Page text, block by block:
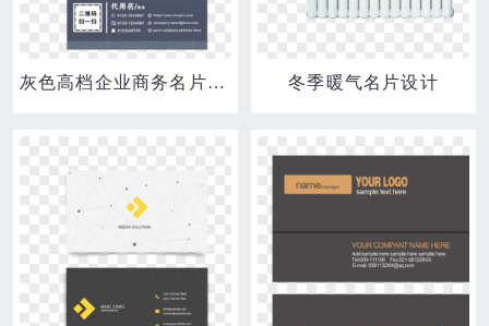
灰色高档企业商务名片设计 冬季暖气名片设计